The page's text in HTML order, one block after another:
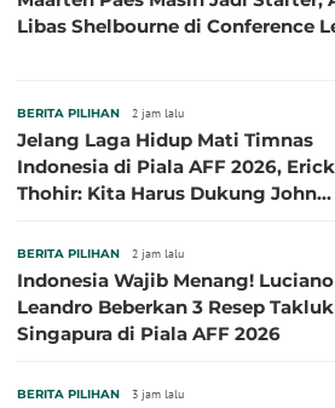
Libas Shelbourne di Conference
BERITA PILIHAN 2 jam lalu
Jelang Laga Hidup Mati Timnas
Indonesia di Piala AFF 2026, Erick
Thohir: Kita Harus Dukung John
BERITA PILIHAN 2 jam lalu
Indonesia Wajib Menang! Luciano
Leandro Beberkan 3 Resep
Singapura di Piala AFF 2026
BERITA PILIHAN 3 jam lalu